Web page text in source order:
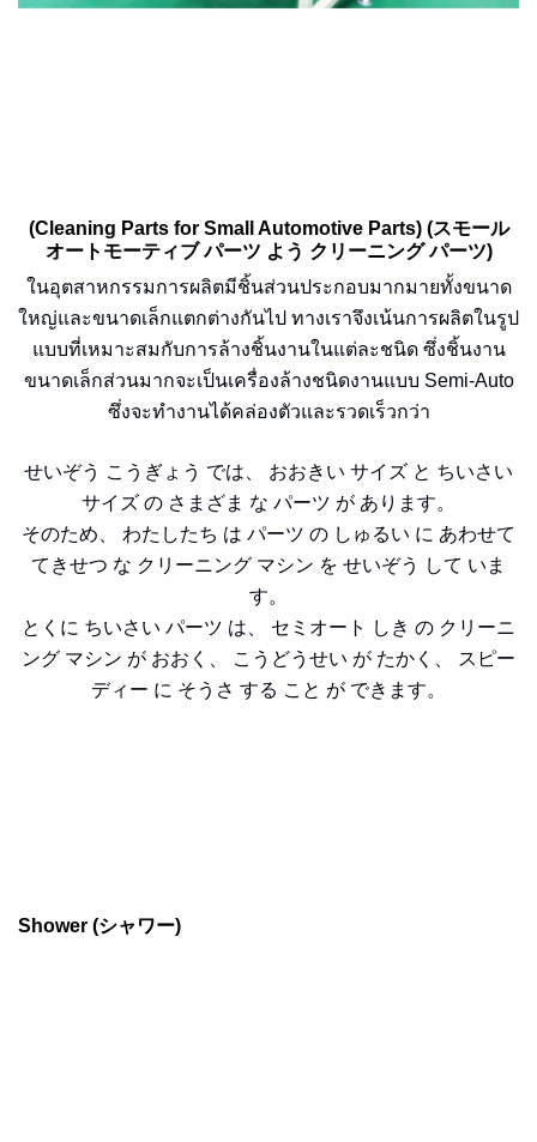
(Cleaning Parts for Small Automotive Parts) (スモール
オートモーティブ パーツ よう クリーニング パーツ)
ในอุตสาหกรรมการผลิตมีชิ้นส่วนประกอบมากมายทั้งขนาด
ใหญ่และขนาดเล็กแตกต่างกันไป ทางเราจึงเน้นการผลิตในรูป
แบบที่เหมาะสมกับการล้างชิ้นงานในแต่ละชนิด ซึ่งชิ้นงาน
ขนาดเล็กส่วนมากจะเป็นเครื่องล้างชนิดงานแบบ Semi-Auto
ซึ่งจะทำงานได้คล่องตัวและรวดเร็วกว่า
せいぞう こうぎょう では、 おおきい サイズ と ちいさい
サイズ の さまざま な パーツ が あります。
そのため、 わたしたち は パーツ の しゅるい に あわせて
てきせつ な クリーニング マシン を せいぞう して いま
す。
とくに ちいさい パーツ は、 セミオート しき の クリーニ
ング マシン が おおく、 こうどうせい が たかく、 スピー
ディー に そうさ する こと が できます。
Shower (シャワー)